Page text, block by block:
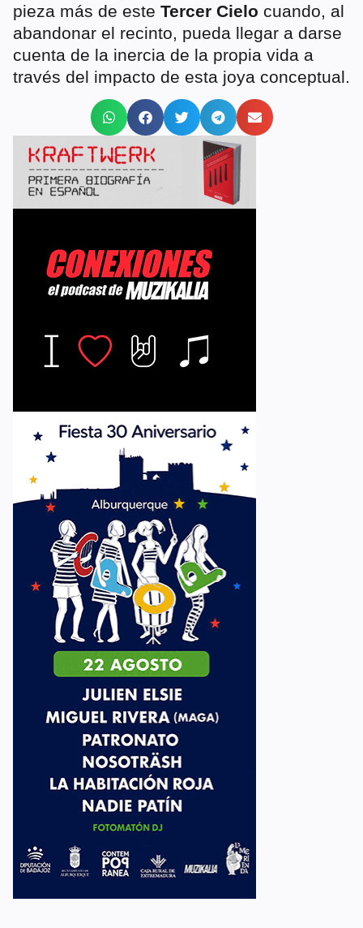
pieza más de este Tercer Cielo cuando, al
abandonar el recinto, pueda llegar a darse
cuenta de la inercia de la propia vida a
través del impacto de esta joya conceptual.